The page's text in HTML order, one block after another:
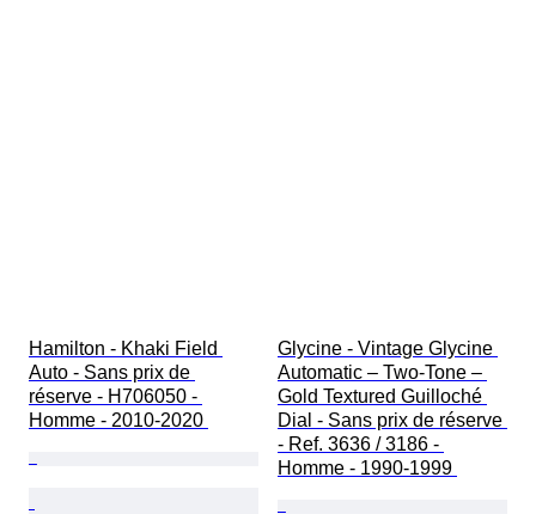
Hamilton - Khaki Field
Auto - Sans prix de
réserve - H706050 -
Homme - 2010-2020
Glycine - Vintage Glycine
Automatic – Two-Tone –
Gold Textured Guilloché
Dial - Sans prix de réserve
- Ref. 3636 / 3186 -
Homme - 1990-1999